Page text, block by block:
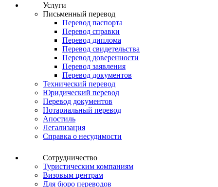
Услуги
Письменный перевод
Перевод паспорта
Перевод справки
Перевод диплома
Перевод свидетельства
Перевод доверенности
Перевод заявления
Перевод документов
Технический перевод
Юридический перевод
Перевод документов
Нотариальный перевод
Апостиль
Легализация
Справка о несудимости
Сотрудничество
Туристическим компаниям
Визовым центрам
Для бюро переводов